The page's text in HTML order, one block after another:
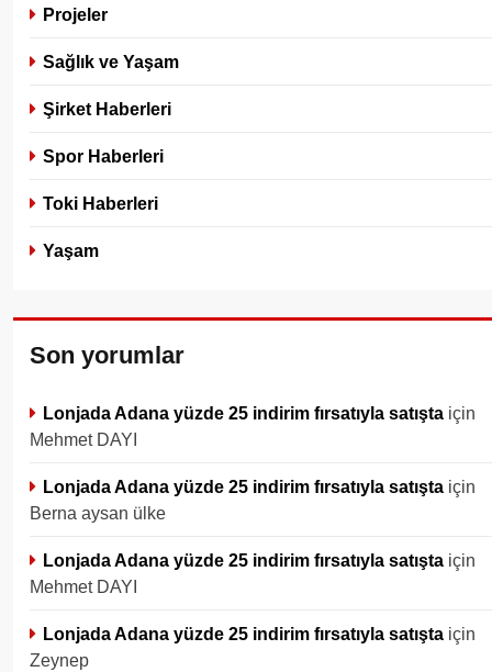
Projeler
Sağlık ve Yaşam
Şirket Haberleri
Spor Haberleri
Toki Haberleri
Yaşam
Son yorumlar
Lonjada Adana yüzde 25 indirim fırsatıyla satışta için
Mehmet DAYI
Lonjada Adana yüzde 25 indirim fırsatıyla satışta için
Berna aysan ülke
Lonjada Adana yüzde 25 indirim fırsatıyla satışta için
Mehmet DAYI
Lonjada Adana yüzde 25 indirim fırsatıyla satışta için
Zeynep